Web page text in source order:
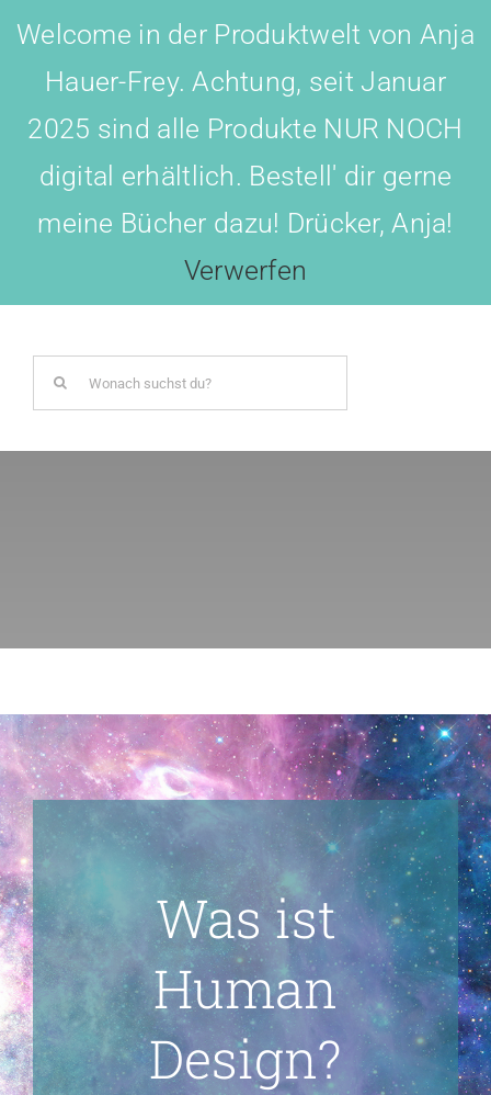
Welcome in der Produktwelt von Anja
Hauer-Frey. Achtung, seit Januar
2025 sind alle Produkte NUR NOCH
digital erhältlich. Bestell' dir gerne
meine Bücher dazu! Drücker, Anja!
Verwerfen
content
Search
for:
BOTSCHAFTER WERDEN!
FREE
Was ist
Human
Design?